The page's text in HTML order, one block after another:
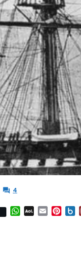
 4
WhatsApp
AOL Email